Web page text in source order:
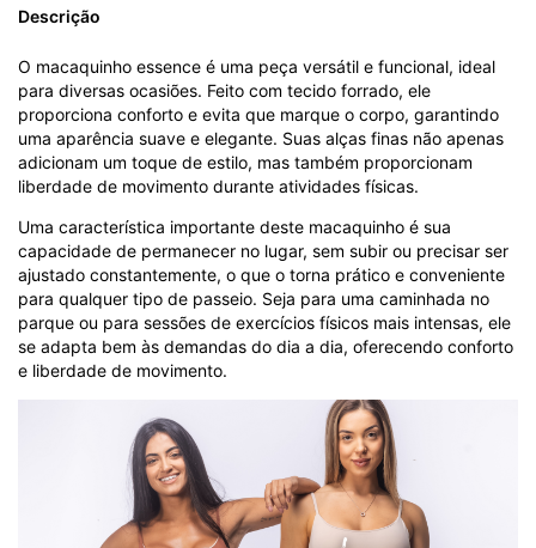
Descrição
O macaquinho essence é uma peça versátil e funcional, ideal
para diversas ocasiões. Feito com tecido forrado, ele
proporciona conforto e evita que marque o corpo, garantindo
uma aparência suave e elegante. Suas alças finas não apenas
adicionam um toque de estilo, mas também proporcionam
liberdade de movimento durante atividades físicas.
Uma característica importante deste macaquinho é sua
capacidade de permanecer no lugar, sem subir ou precisar ser
ajustado constantemente, o que o torna prático e conveniente
para qualquer tipo de passeio. Seja para uma caminhada no
parque ou para sessões de exercícios físicos mais intensas, ele
se adapta bem às demandas do dia a dia, oferecendo conforto
e liberdade de movimento.